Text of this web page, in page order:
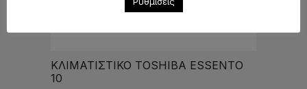
ΚΛΙΜΑΤΙΣΤΙΚΟ TOSHIBA ESSENTO
10